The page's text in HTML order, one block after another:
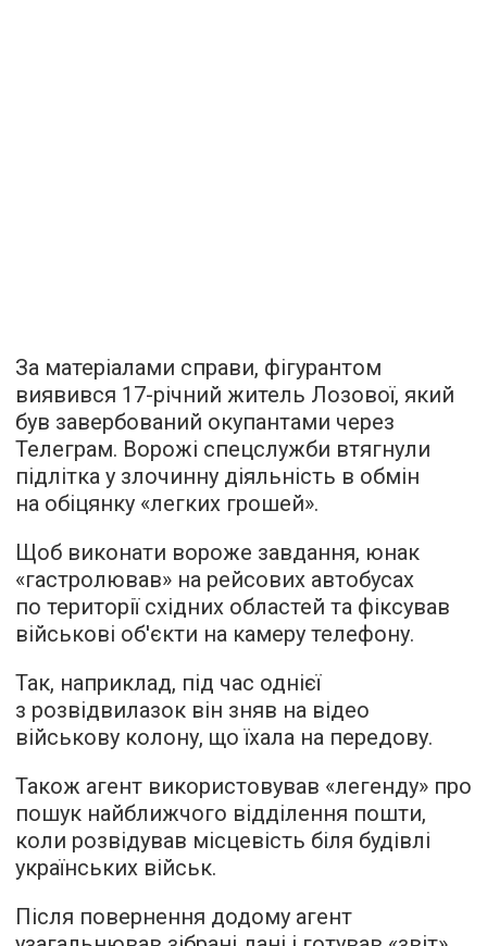
За матеріалами справи, фігурантом
виявився 17-річний житель Лозової, який
був завербований окупантами через
Телеграм. Ворожі спецслужби втягнули
підлітка у злочинну діяльність в обмін
на обіцянку «легких грошей».
Щоб виконати вороже завдання, юнак
«гастролював» на рейсових автобусах
по території східних областей та фіксував
військові об'єкти на камеру телефону.
Так, наприклад, під час однієї
з розвідвилазок він зняв на відео
військову колону, що їхала на передову.
Також агент використовував «легенду» про
пошук найближчого відділення пошти,
коли розвідував місцевість біля будівлі
українських військ.
Після повернення додому агент